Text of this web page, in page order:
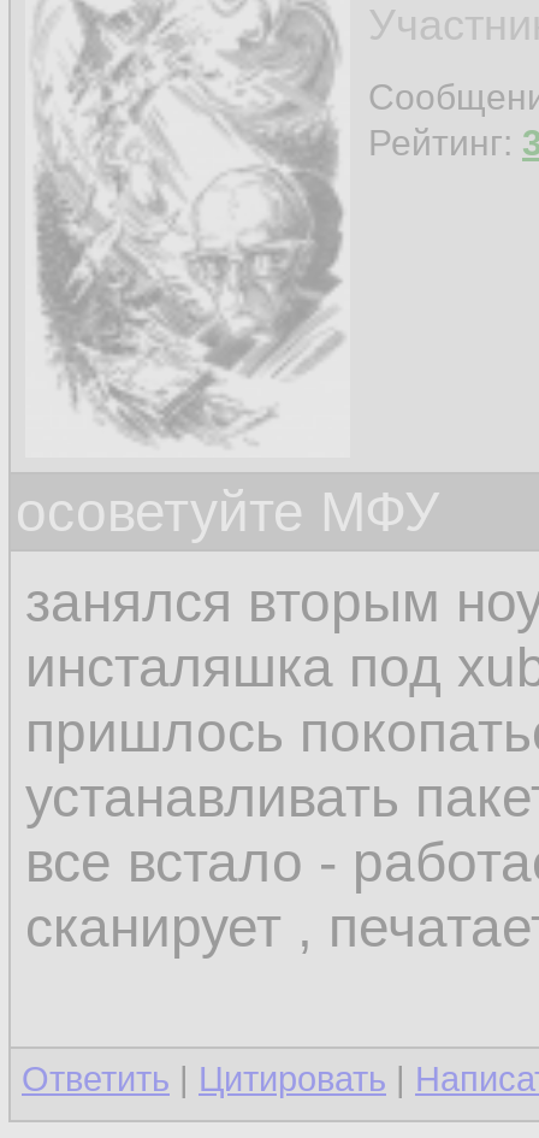
Рейтинг:
осоветуйте МФУ
занялся вторым
инсталяшка под
пришлось
устанавливать
все встало -
сканирует ,
Ответить | Цитировать |